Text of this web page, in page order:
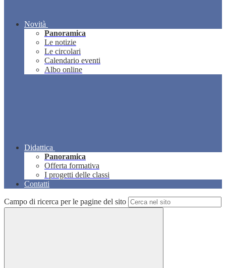
Novità
Panoramica
Le notizie
Le circolari
Calendario eventi
Albo online
Didattica
Panoramica
Offerta formativa
I progetti delle classi
Contatti
Campo di ricerca per le pagine del sito